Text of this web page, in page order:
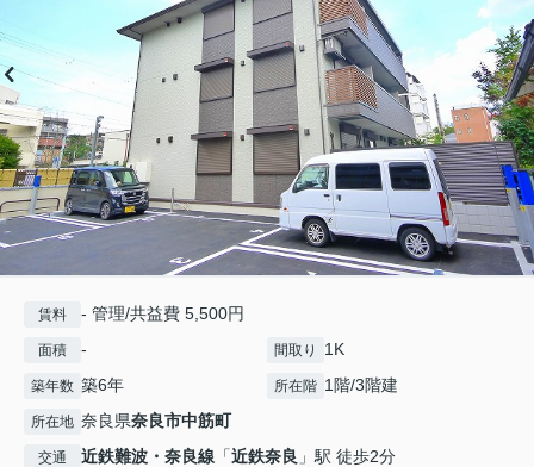
賃料 - 管理/共益費 5,500円
面積 - 間取り 1K
築年数 築6年 所在階 1階/3階建
所在地 奈良県奈良市中筋町
交通 近鉄難波・奈良線 「近鉄奈良 」駅 徒歩2分